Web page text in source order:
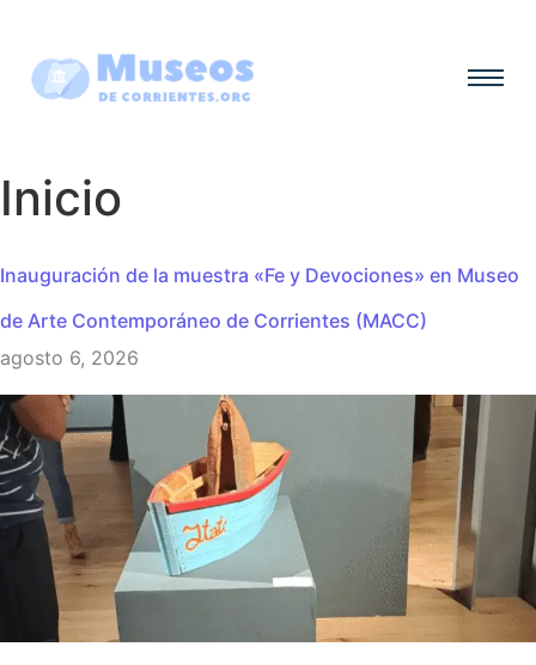
Inicio
Inauguración de la muestra «Fe y Devociones» en Museo
de Arte Contemporáneo de Corrientes (MACC)
agosto 6, 2026